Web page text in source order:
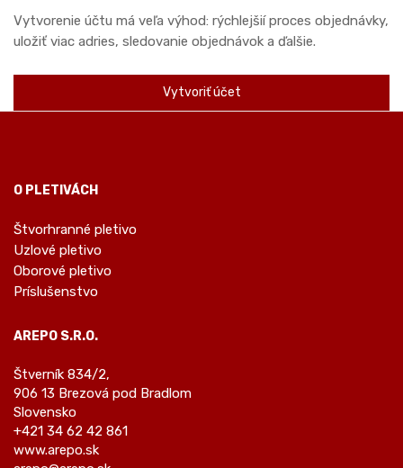
Vytvorenie účtu má veľa výhod: rýchlejšií proces objednávky,
uložiť viac adries, sledovanie objednávok a ďalšie.
Vytvoriť účet
O PLETIVÁCH
Štvorhranné pletivo
Uzlové pletivo
Oborové pletivo
Príslušenstvo
AREPO S.R.O.
Štverník 834/2,
906 13 Brezová pod Bradlom
Slovensko
+421 34 62 42 861
www.arepo.sk